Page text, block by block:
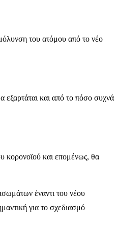
του ατόμου από το νέο
εξαρτάται και από το πόσο συχνά
κορονοϊού και επομένως, θα
έναντι του νέου
για το σχεδιασμό